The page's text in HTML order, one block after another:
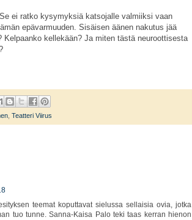
ei ratko kysymyksiä katsojalle valmiiksi vaan
epävarmuuden. Sisäisen äänen nakutus jää
kellekään? Ja miten tästä neuroottisesta
, Teatteri Viirus
teemat koputtavat sielussa sellaisia ovia, jotka
tuo tunne. Sanna-Kaisa Palo teki taas kerran hienon